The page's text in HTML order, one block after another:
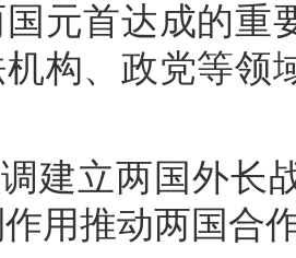
元首达成的重
机构、政党等领
建立两国外长
用推动两国合